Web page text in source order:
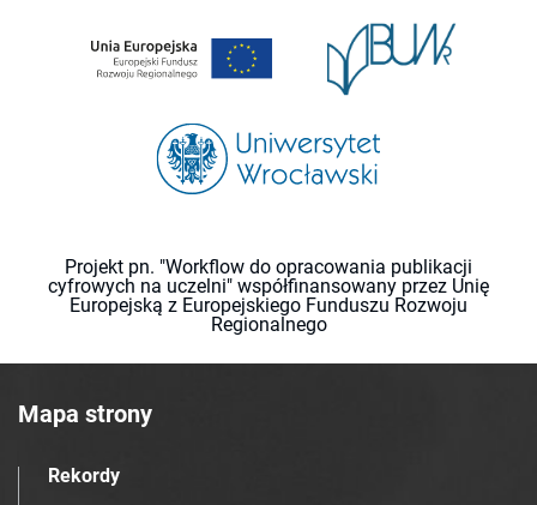
Projekt pn. "Workflow do opracowania publikacji
cyfrowych na uczelni" współfinansowany przez Unię
Europejską z Europejskiego Funduszu Rozwoju
Regionalnego
Mapa strony
Rekordy